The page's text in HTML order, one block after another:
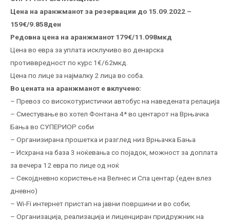
Цена на аранжманот за резервации до 15.09.2022 –
159€/9.858ден
Редовна цена на аранжманот 179€/11.098мкд
Цена во евра за уплата исклучиво во денарска
противвредност по курс 1€/62мкд.
Цена по лице за најмалку 2 лица во соба.
Во цената на аранжманот е вклучено:
– Превоз со високотуристички автобус на наведената релација
– Сместување во хотел Фонтана 4* во центарот на Врњачка
Бања во СУПЕРИОР соби
– Организирана прошетка и разглед низ Врњачка Бања
– Исхрана на база 3 ноќевања со поjaдок, можност за доплата
за вечера 12 евра по лице од ноќ
– Секојдневно користење на Велнес и Спа центар (еден влез
дневно)
– Wi-Fi интернет пристап на јавни површини и во соби;
– Организација, реализација и лиценциран придружник на